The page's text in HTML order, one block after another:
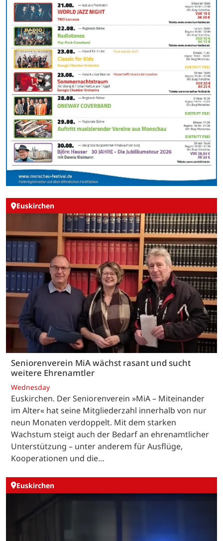
Euskirchen
Seniorenverein MiA wächst rasant und sucht
weitere Ehrenamtler
Wednesday
Euskirchen. Der Seniorenverein »MiA – Miteinander
im Alter« hat seine Mitgliederzahl innerhalb von nur
neun Monaten verdoppelt. Mit dem starken
Wachstum steigt auch der Bedarf an ehrenamtlicher
Unterstützung – unter anderem für Ausflüge,
Kooperationen und die…
Euskirchen